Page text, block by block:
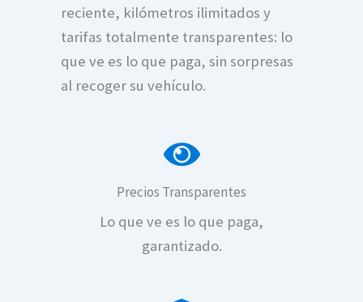
reciente, kilómetros ilimitados y
tarifas totalmente transparentes: lo
que ve es lo que paga, sin sorpresas
al recoger su vehículo.
Precios Transparentes
Lo que ve es lo que paga,
garantizado.